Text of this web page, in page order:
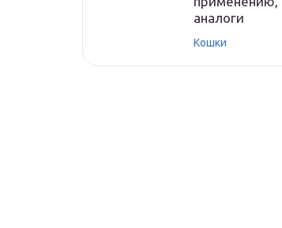
аналоги
Кошки